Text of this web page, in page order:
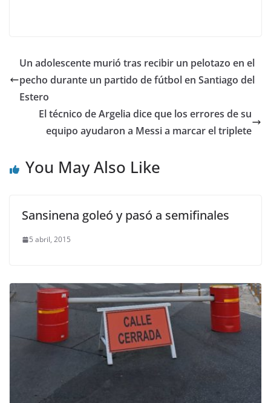
Un adolescente murió tras recibir un pelotazo en el
pecho durante un partido de fútbol en Santiago del
Estero
El técnico de Argelia dice que los errores de su
equipo ayudaron a Messi a marcar el triplete
You May Also Like
Sansinena goleó y pasó a semifinales
5 abril, 2015